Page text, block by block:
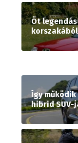
Öt legendás
korszakából
Így
hibrid SUV-